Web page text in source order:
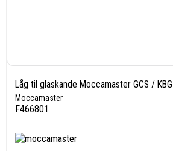
Låg til glaskande Moccamaster GCS / KBG
Moccamaster
F466801